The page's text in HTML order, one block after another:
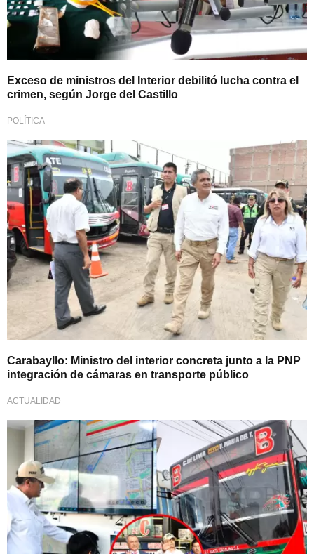
Exceso de ministros del Interior debilitó lucha contra el
crimen, según Jorge del Castillo
POLÍTICA
Unión contra la delincuencia
Carabayllo: Ministro del interior concreta junto a la PNP
integración de cámaras en transporte público
ACTUALIDAD
Incluyen botones de pánico